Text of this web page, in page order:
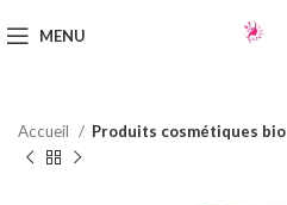
MENU
Accueil Produits cosmétiques bio